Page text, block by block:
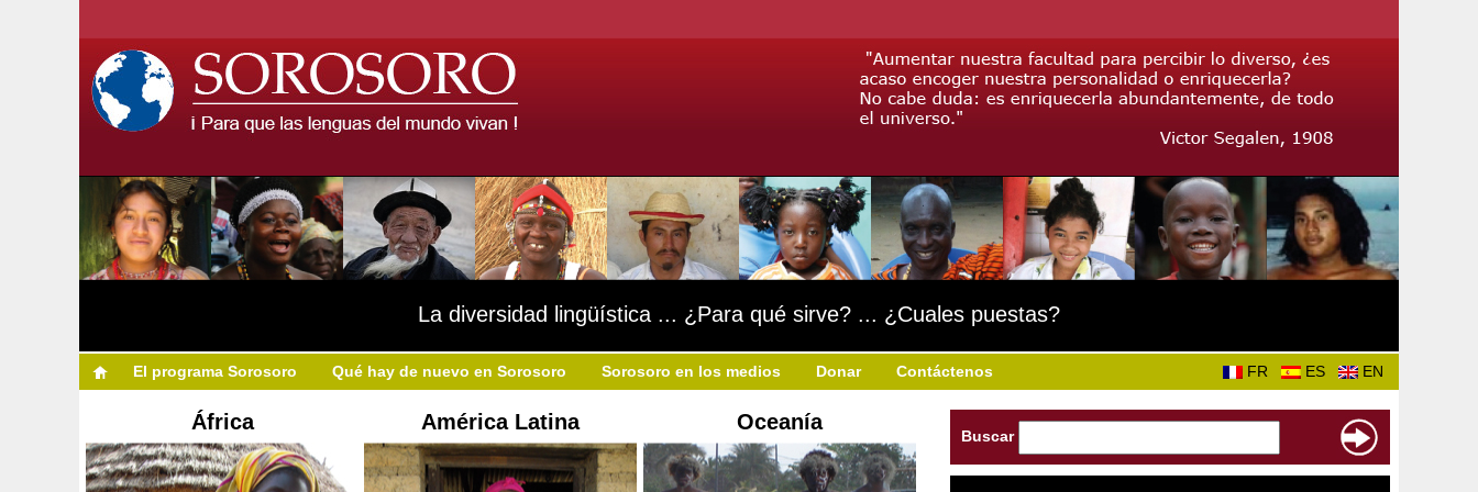
La diversidad lingüística ... ¿Para qué sirve? ... ¿Cuales puestas?
El programa Sorosoro Qué hay de nuevo en Sorosoro Sorosoro en los medios Donar Contáctenos FR ES EN
África América Latina Oceanía
Buscar